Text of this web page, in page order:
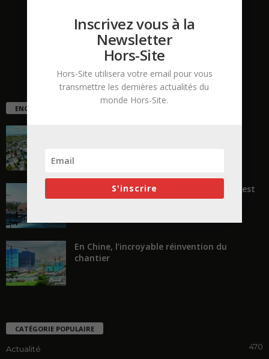
Contactez-nous:contact@hors-site.com
ENCORE PLUS D'ARTICLES
« Transformer plutôt que démolir, ce n’est
pas regarder en arrière...
En Chine, l’incroyable réinvention du
chantier
CATÉGORIE POPULAIRE
Actualité 470
Inscrivez vous à la
Newsletter
Hors-Site
Hors-Site utilisera votre email pour vous
transmettre les dernières actualités du
monde Hors-Site.
S'inscrire